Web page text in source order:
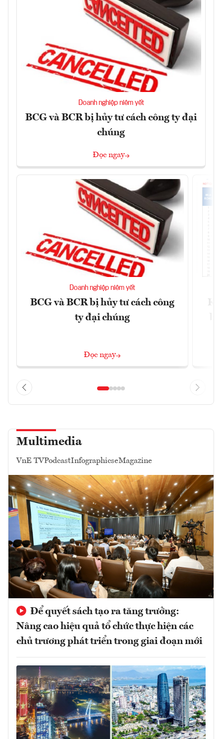
Doanh nghiệp niêm yết
BCG và BCR bị hủy tư cách công ty đại
chúng
Đọc ngay
Doanh nghiệp niêm yết
BCG và BCR bị hủy tư cách công
ty đại chúng
Đọc ngay
Multimedia
VnE TVPodcastInfographicseMagazine
Để quyết sách tạo ra tăng trưởng:
Nâng cao hiệu quả tổ chức thực hiện các
chủ trương phát triển trong giai đoạn mới